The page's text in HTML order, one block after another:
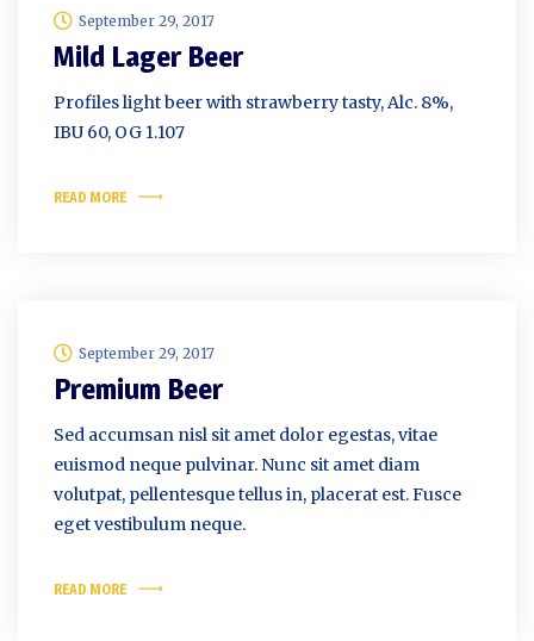
September 29, 2017
Mild Lager Beer
Profiles light beer with strawberry tasty, Alc. 8%,
IBU 60, OG 1.107
READ MORE
September 29, 2017
Premium Beer
Sed accumsan nisl sit amet dolor egestas, vitae
euismod neque pulvinar. Nunc sit amet diam
volutpat, pellentesque tellus in, placerat est. Fusce
eget vestibulum neque.
READ MORE